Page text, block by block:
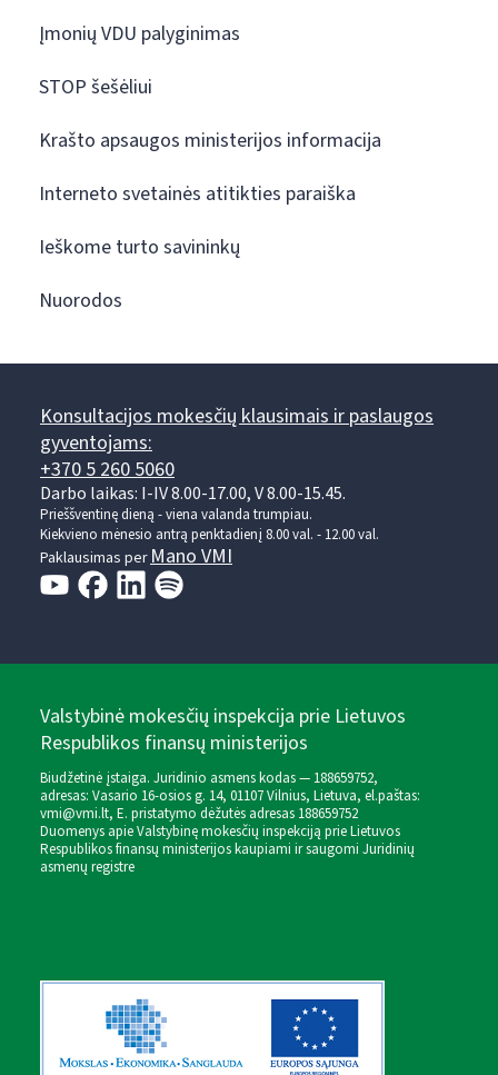
Įmonių VDU palyginimas
STOP šešėliui
Krašto apsaugos ministerijos informacija
Interneto svetainės atitikties paraiška
Ieškome turto savininkų
Nuorodos
Konsultacijos mokesčių klausimais ir paslaugos
gyventojams:
+370 5 260 5060
Darbo laikas: I-IV 8.00-17.00, V 8.00-15.45.
Prieššventinę dieną - viena valanda trumpiau.
Kiekvieno mėnesio antrą penktadienį 8.00 val. - 12.00 val.
Paklausimas perMano VMI
Valstybinė mokesčių inspekcija prie Lietuvos
Respublikos finansų ministerijos
Biudžetinė įstaiga. Juridinio asmens kodas — 188659752,
adresas: Vasario 16-osios g. 14, 01107 Vilnius, Lietuva, el.paštas:
vmi@vmi.lt, E. pristatymo dėžutės adresas 188659752
Duomenys apie Valstybinę mokesčių inspekciją prie Lietuvos
Respublikos finansų ministerijos kaupiami ir saugomi Juridinių
asmenų registre